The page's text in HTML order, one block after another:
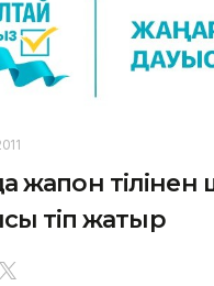
жапон тілінен
өтіп жатыр